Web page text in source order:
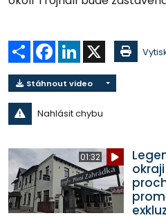
Sdílet Facebook
LinkedIn
Stáhnout video
Nahlásit chybu
01:32